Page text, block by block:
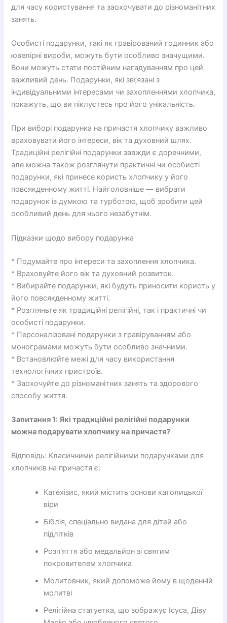
для часу користування та заохочувати до різноманітних
занять.
Особисті подарунки, такі як гравірований годинник або
ювелірні вироби, можуть бути особливо значущими.
Вони можуть стати постійним нагадуванням про цей
важливий день. Подарунки, які зв\’язані з
індивідуальними інтересами чи захопленнями хлопчика,
покажуть, що ви піклуєтесь про його унікальність.
При виборі подарунка на причастя хлопчику важливо
враховувати його інтереси, вік та духовний шлях.
Традиційні релігійні подарунки завжди є доречними,
але можна також розглянути практичні чи особисті
подарунки, які принесе користь хлопчику у його
повсякденному житті. Найголовніше — вибрати
подарунок із думкою та турботою, щоб зробити цей
особливий день для нього незабутнім.
Підказки щодо вибору подарунка
* Подумайте про інтереси та захоплення хлопчика.
* Враховуйте його вік та духовний розвиток.
* Вибирайте подарунки, які будуть приносити користь у
його повсякденному житті.
* Розгляньте як традиційні релігійні, так і практичні чи
особисті подарунки.
* Персоналізовані подарунки з гравіруванням або
монограмами можуть бути особливо значними.
* Встановлюйте межі для часу використання
технологічних пристроїв.
* Заохочуйте до різноманітних занять та здорового
способу життя.
Запитання 1: Які традиційні релігійні подарунки
можна подарувати хлопчику на причастя?
Відповідь: Класичними релігійними подарунками для
хлопчиків на причастя є:
Катехізис, який містить основи католицької
віри
Біблія, спеціально видана для дітей або
підлітків
Розп'яття або медальйон зі святим
покровителем хлопчика
Молитовник, який допоможе йому в щоденній
молитві
Релігійна статуетка, що зображує Ісуса, Діву